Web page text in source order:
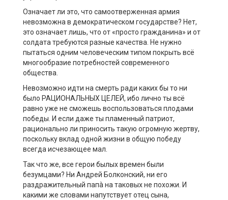
Означает ли это, что самоотверженная армия
невозможна в демократическом государстве? Нет,
это означает лишь, что от «просто гражданина» и от
солдата требуются разные качества. Не нужно
пытаться одним человеческим типом покрыть всё
многообразие потребностей современного
общества.
Невозможно идти на смерть ради каких бы то ни
было РАЦИОНАЛЬНЫХ ЦЕЛЕЙ, ибо лично ты всё
равно уже не сможешь воспользоваться плодами
победы. И если даже ты пламенный патриот,
рационально ли приносить такую огромную жертву,
поскольку вклад одной жизни в общую победу
всегда исчезающее мал.
Так что же, все герои былых времен были
безумцами? Ни Андрей Болконский, ни его
раздражительный папà на таковых не похожи. И
какими же словами напутствует отец сына,